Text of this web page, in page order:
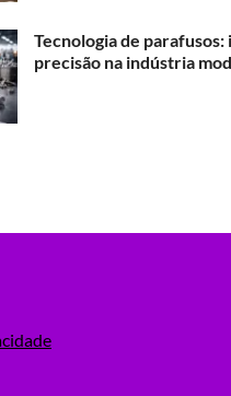
Tecnologia de parafusos:
precisão na indústria